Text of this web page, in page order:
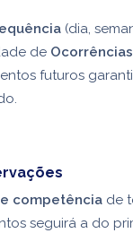
(dia,
de Ocorrências
futuros
competência de
seguirá a do